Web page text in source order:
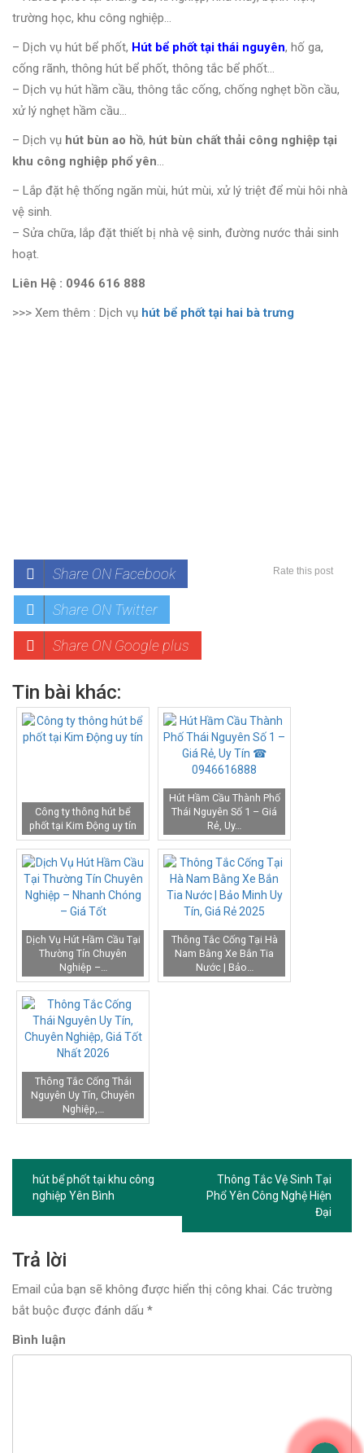
trường học, khu công nghiệp…
– Dịch vụ hút bể phốt, Hút bể phốt tại thái nguyên, hố ga,
cống rãnh, thông hút bể phốt, thông tắc bể phốt…
– Dịch vụ hút hầm cầu, thông tắc cống, chống nghẹt bồn cầu,
xử lý nghẹt hầm cầu…
– Dịch vụ hút bùn ao hồ, hút bùn chất thải công nghiệp tại
khu công nghiệp phổ yên…
– Lắp đặt hệ thống ngăn mùi, hút mùi, xử lý triệt để mùi hôi nhà
vệ sinh.
– Sửa chữa, lắp đặt thiết bị nhà vệ sinh, đường nước thải sinh
hoạt.
Liên Hệ : 0946 616 888
>>> Xem thêm : Dịch vụ hút bể phốt tại hai bà trưng
Rate this post
Share ON Facebook
Share ON Twitter
Share ON Google plus
Tin bài khác:
Công ty thông hút bể
phốt tại Kim Động uy tín
Hút Hầm Cầu Thành Phố
Thái Nguyên Số 1 – Giá
Rẻ, Uy…
Dịch Vụ Hút Hầm Cầu Tại
Thường Tín Chuyên
Nghiệp –…
Thông Tắc Cống Tại Hà
Nam Bằng Xe Bắn Tia
Nước | Bảo…
Thông Tắc Cống Thái
Nguyên Uy Tín, Chuyên
Nghiệp,…
Điều
hướng
bài
viết
hút bể phốt tại khu công
nghiệp Yên Bình
Thông Tắc Vệ Sinh Tại
Phổ Yên Công Nghệ Hiện
Đại
Trả lời
Email của bạn sẽ không được hiển thị công khai. Các trường
bắt buộc được đánh dấu *
Bình luận